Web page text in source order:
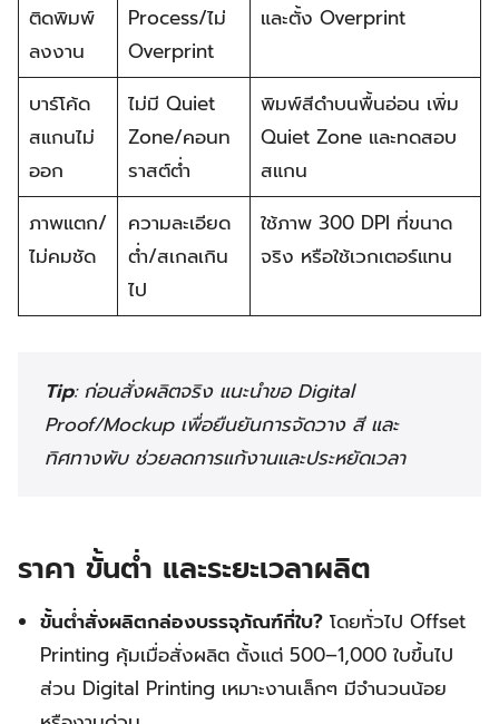
ติดพิมพ์
ลงงาน
Process/ไม่
Overprint
และตั้ง Overprint
บาร์โค้ด
สแกนไม่
ออก
ไม่มี Quiet
Zone/คอนท
ราสต์ต่ำ
พิมพ์สีดำบนพื้นอ่อน เพิ่ม
Quiet Zone และทดสอบ
สแกน
ภาพแตก/
ไม่คมชัด
ความละเอียด
ต่ำ/สเกลเกิน
ไป
ใช้ภาพ 300 DPI ที่ขนาด
จริง หรือใช้เวกเตอร์แทน
Tip: ก่อนสั่งผลิตจริง แนะนำขอ Digital
Proof/Mockup เพื่อยืนยันการจัดวาง สี และ
ทิศทางพับ ช่วยลดการแก้งานและประหยัดเวลา
ราคา ขั้นต่ำ และระยะเวลาผลิต
ขั้นต่ำสั่งผลิตกล่องบรรจุภัณฑ์กี่ใบ? โดยทั่วไป Offset
Printing คุ้มเมื่อสั่งผลิต ตั้งแต่ 500–1,000 ใบขึ้นไป
ส่วน Digital Printing เหมาะงานเล็กๆ มีจำนวนน้อย